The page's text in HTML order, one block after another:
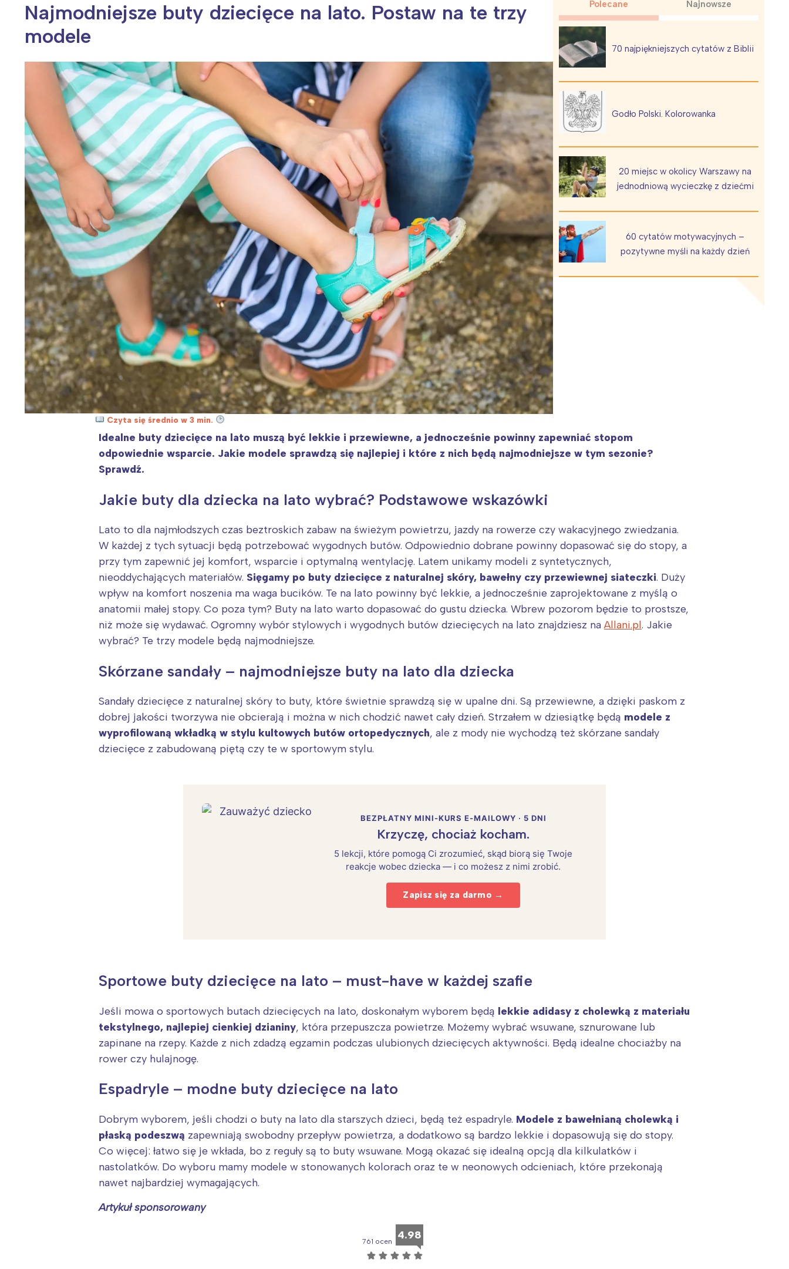
Wiosenny koncert ptaków na płocie Kwitnąca wiśnia i jej płatki Pszczoła i kwitnący ul
Najmodniejsze buty dziecięce na lato. Postaw na te trzy
modele
Polecane Najnowsze
70 najpiękniejszych cytatów z Biblii
Godło Polski. Kolorowanka
20 miejsc w okolicy Warszawy na
jednodniową wycieczkę z dziećmi
60 cytatów motywacyjnych –
pozytywne myśli na każdy dzień
Czyta się średnio w 3 min.
Idealne buty dziecięce na lato muszą być lekkie i przewiewne, a jednocześnie powinny zapewniać stopom
odpowiednie wsparcie. Jakie modele sprawdzą się najlepiej i które z nich będą najmodniejsze w tym sezonie?
Sprawdź.
Jakie buty dla dziecka na lato wybrać? Podstawowe wskazówki
Lato to dla najmłodszych czas beztroskich zabaw na świeżym powietrzu, jazdy na rowerze czy wakacyjnego zwiedzania.
W każdej z tych sytuacji będą potrzebować wygodnych butów. Odpowiednio dobrane powinny dopasować się do stopy, a
przy tym zapewnić jej komfort, wsparcie i optymalną wentylację. Latem unikamy modeli z syntetycznych,
nieoddychających materiałów. Sięgamy po buty dziecięce z naturalnej skóry, bawełny czy przewiewnej siateczki. Duży
wpływ na komfort noszenia ma waga bucików. Te na lato powinny być lekkie, a jednocześnie zaprojektowane z myślą o
anatomii małej stopy. Co poza tym? Buty na lato warto dopasować do gustu dziecka. Wbrew pozorom będzie to prostsze,
niż może się wydawać. Ogromny wybór stylowych i wygodnych butów dziecięcych na lato znajdziesz na Allani.pl. Jakie
wybrać? Te trzy modele będą najmodniejsze.
Skórzane sandały – najmodniejsze buty na lato dla dziecka
Sandały dziecięce z naturalnej skóry to buty, które świetnie sprawdzą się w upalne dni. Są przewiewne, a dzięki paskom z
dobrej jakości tworzywa nie obcierają i można w nich chodzić nawet cały dzień. Strzałem w dziesiątkę będą modele z
wyprofilowaną wkładką w stylu kultowych butów ortopedycznych, ale z mody nie wychodzą też skórzane sandały
dziecięce z zabudowaną piętą czy te w sportowym stylu.
BEZPŁATNY MINI-KURS E-MAILOWY · 5 DNI
Krzyczę, chociaż kocham.
5 lekcji, które pomogą Ci zrozumieć, skąd biorą się Twoje
reakcje wobec dziecka — i co możesz z nimi zrobić.
Zapisz się za darmo →
Sportowe buty dziecięce na lato – must-have w każdej szafie
Jeśli mowa o sportowych butach dziecięcych na lato, doskonałym wyborem będą lekkie adidasy z cholewką z materiału
tekstylnego, najlepiej cienkiej dzianiny, która przepuszcza powietrze. Możemy wybrać wsuwane, sznurowane lub
zapinane na rzepy. Każde z nich zdadzą egzamin podczas ulubionych dziecięcych aktywności. Będą idealne chociażby na
rower czy hulajnogę.
Espadryle – modne buty dziecięce na lato
Dobrym wyborem, jeśli chodzi o buty na lato dla starszych dzieci, będą też espadryle. Modele z bawełnianą cholewką i
płaską podeszwą zapewniają swobodny przepływ powietrza, a dodatkowo są bardzo lekkie i dopasowują się do stopy.
Co więcej: łatwo się je wkłada, bo z reguły są to buty wsuwane. Mogą okazać się idealną opcją dla kilkulatków i
nastolatków. Do wyboru mamy modele w stonowanych kolorach oraz te w neonowych odcieniach, które przekonają
nawet najbardziej wymagających.
Artykuł sponsorowany
761 ocen 4.98
☆ ☆ ☆ ☆ ☆
Łódź
Poznań
Wrocław
Kraków
Północ
Wszystkie